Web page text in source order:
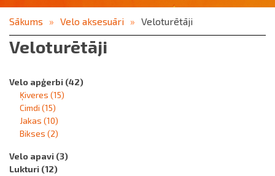
Sākums Velo aksesuāri Veloturētāji
Veloturētāji
Velo apģerbi (42)
Ķiveres (15)
Cimdi (15)
Jakas (10)
Bikses (2)
Velo apavi (3)
Lukturi (12)